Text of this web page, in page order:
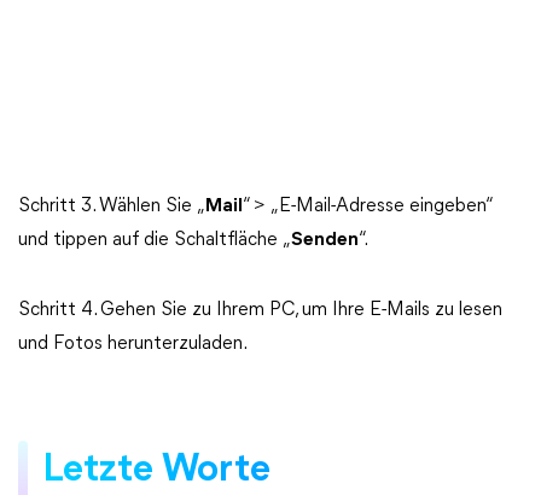
Schritt 3. Wählen Sie „ Mail “ > „E-Mail-Adresse eingeben“
und tippen auf die Schaltfläche „Senden“.
Schritt 4. Gehen Sie zu Ihrem PC, um Ihre E-Mails zu lesen
und Fotos herunterzuladen.
Letzte Worte